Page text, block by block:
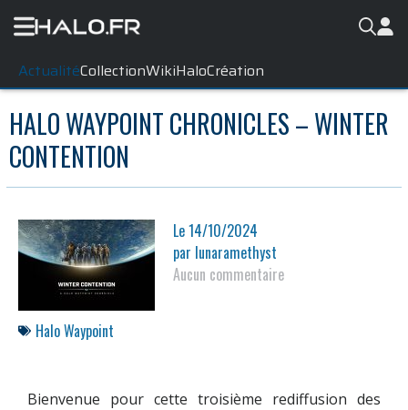
ActualitéCollectionWikiHaloCréation
HALO WAYPOINT CHRONICLES – WINTER
CONTENTION
Le14/10/2024
par lunaramethyst
Aucun commentaire
Halo Waypoint
Bienvenue pour cette troisième rediffusion des